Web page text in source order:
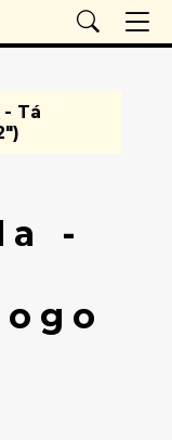
- Tá
-